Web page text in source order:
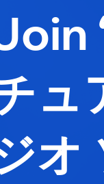
ュ
オ